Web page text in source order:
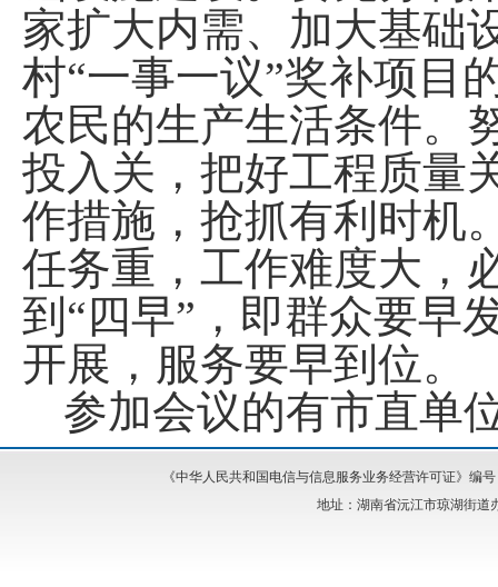
家扩大内需、加大基础
村“一事一议”奖补项目
农民的生产生活条件。
投入关，把好工程质量
作措施，抢抓有利时机
任务重，工作难度大，
到“四早”，即群众要早
开展，服务要早到位。
参加会议的有市直单
《中华人民共和国电信与信息服务业务经营许可证》编
地址：湖南省沅江市琼湖街